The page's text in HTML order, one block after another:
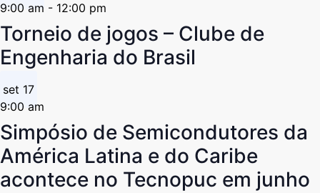
9:00 am - 12:00 pm
Torneio de jogos – Clube de
Engenharia do Brasil
set 17
9:00 am
Simpósio de Semicondutores da
América Latina e do Caribe
acontece no Tecnopuc em junho